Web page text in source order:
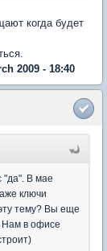
когда будет
2009 - 18:40
"да". В мае
ключи
тему? Вы еще
Нам в офисе